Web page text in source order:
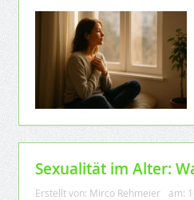
Sexualität im Alter:
Erstellt von: Mirco Rehmeier am: